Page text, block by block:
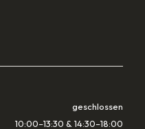
geschlossen
10:00–13:30 & 14:30–18:00